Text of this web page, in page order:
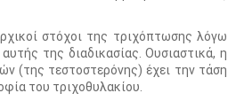
στόχοι της τριχόπτωσης λόγω
της διαδικασίας. Ουσιαστικά, η
(της τεστοστερόνης) έχει την τάση
του τριχοθυλακίου.